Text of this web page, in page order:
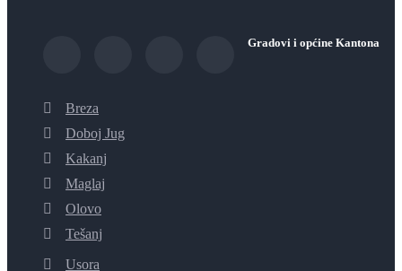
Gradovi i općine Kantona
Breza
Doboj Jug
Kakanj
Maglaj
Olovo
Tešanj
Usora